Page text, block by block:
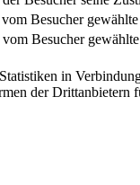
Besucher
Besucher
in
der Drittanbietern